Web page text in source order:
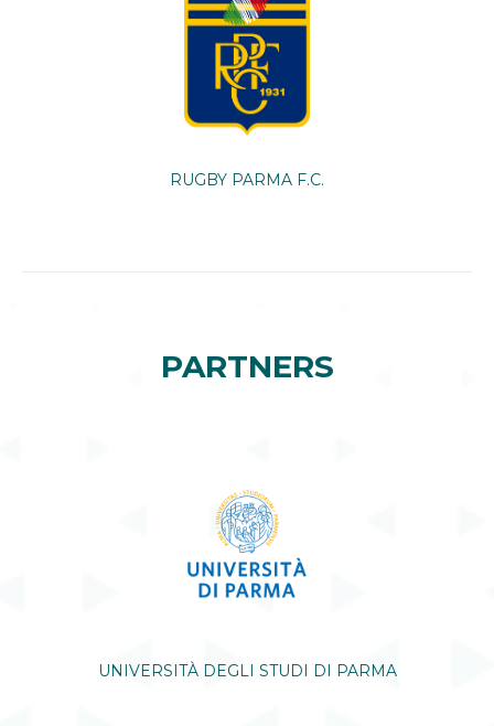
RUGBY PARMA F.C.
PARTNERS
UNIVERSITÀ DEGLI STUDI DI PARMA